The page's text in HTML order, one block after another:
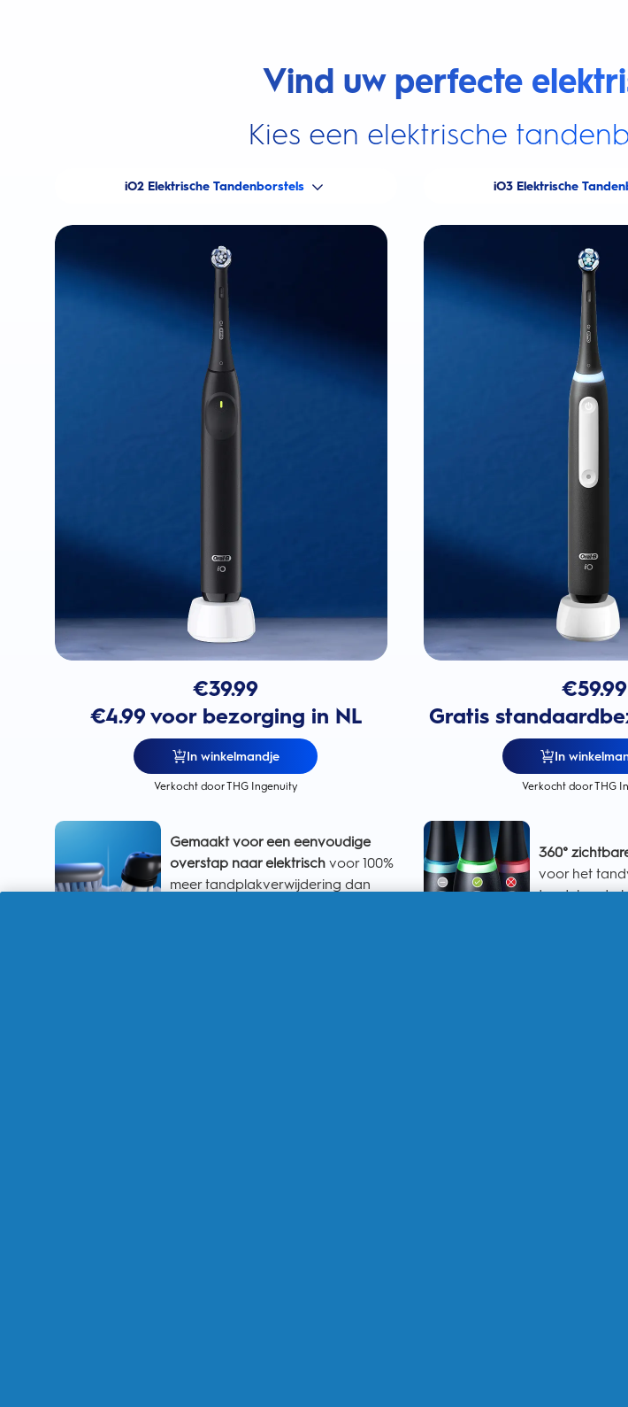
Vind uw perfecte
Kies een elektrische
iO2 Elektrische Tandenborstels
€39.99
€4.99 voor bezorging in NL
In winkelmandje
Verkocht door THG Ingenuity
iO3 Elektrische
€59.99
Gratis
In
Verkocht door THG
Gemaakt voor een eenvoudige
overstap naar elektrisch voor 100%
meer tandplakverwijdering dan
360°
voor het
tandvlees te